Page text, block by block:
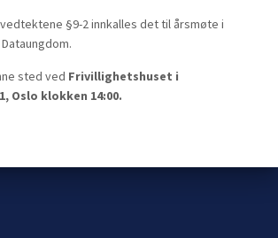
§9-2 innkalles det til årsmøte i
Dataungdom.
sted ved Frivillighetshuset i
Oslo klokken 14:00.